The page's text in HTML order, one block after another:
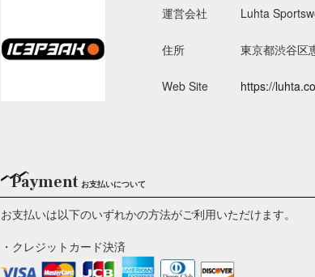
運営会社 Luhta
住所 東京都渋谷区
Web Site https://
Paymentお支払いについて
お支払いは以下のいずれかの方法がご利用いただけます。
・クレジットカード決済